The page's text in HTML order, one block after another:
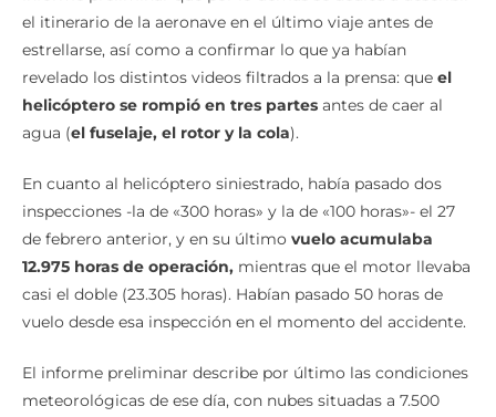
el itinerario de la aeronave en el último viaje antes de
estrellarse, así como a confirmar lo que ya habían
revelado los distintos videos filtrados a la prensa: que el
helicóptero se rompió en tres partes antes de caer al
agua (el fuselaje, el rotor y la cola).
En cuanto al helicóptero siniestrado, había pasado dos
inspecciones -la de «300 horas» y la de «100 horas»- el 27
de febrero anterior, y en su último vuelo acumulaba
12.975 horas de operación, mientras que el motor llevaba
casi el doble (23.305 horas). Habían pasado 50 horas de
vuelo desde esa inspección en el momento del accidente.
El informe preliminar describe por último las condiciones
meteorológicas de ese día, con nubes situadas a 7.500